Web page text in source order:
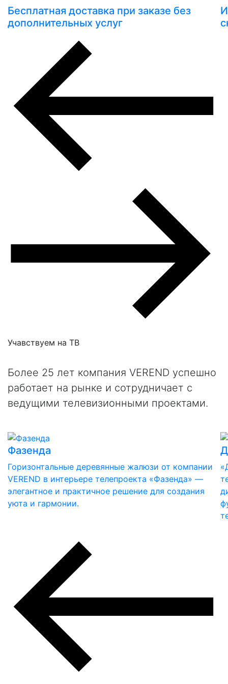
Бесплатная доставка при заказе без
дополнительных услуг
Учавствуем на ТВ
Более 25 лет компания VEREND успешно
работает на рынке и сотрудничает с
ведущими телевизионными проектами.
Фазенда
Горизонтальные деревянные жалюзи от компании
VEREND в интерьере телепроекта «Фазенда» —
элегантное и практичное решение для создания
уюта и гармонии.